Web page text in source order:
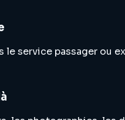
le service passager ou